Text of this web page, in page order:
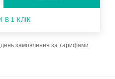
В 1 КЛІК
замовлення за тарифами